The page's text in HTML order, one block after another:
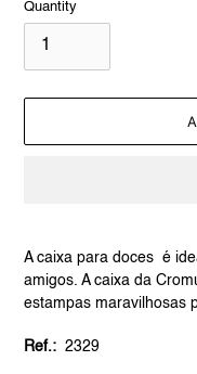
Quantity
product
your
A caixa para doces é
amigos. A caixa da
estampas maravilhosas
Ref.: 2329